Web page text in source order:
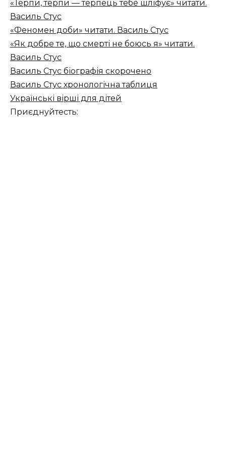
«Терпи, терпи — терпець тебе шліфує» читати.
Василь Стус
«Феномен доби» читати. Василь Стус
«Як добре те, що смерті не боюсь я» читати.
Василь Стус
Василь Стус біографія скорочено
Василь Стус хронологічна таблиця
Українські вірші для дітей
Приєднуйтесть: